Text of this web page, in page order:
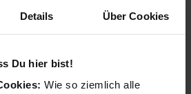
Details Über Cookies
Du hier bist!
Wie so ziemlich alle
vervollständigen, Angebote